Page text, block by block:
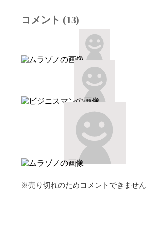
コメント (13)
※売り切れのためコメントできません